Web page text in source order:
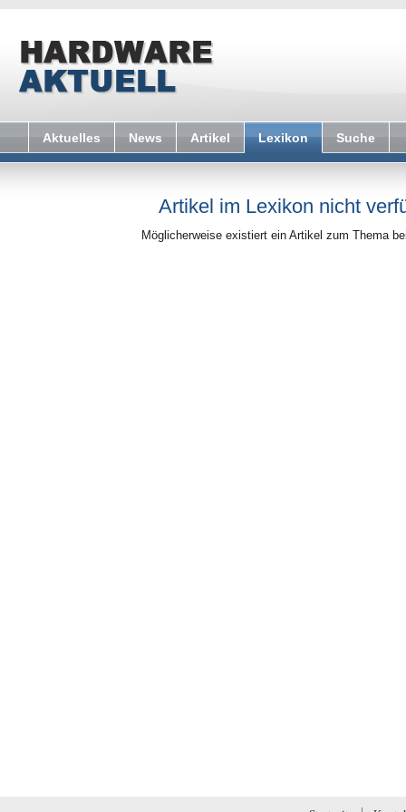
Aktuelles News Artikel Lexikon Suche
Artikel im Lexikon nicht
Möglicherweise existiert ein Artikel zum Thema